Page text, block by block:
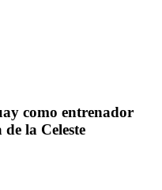
como entrenador
la Celeste